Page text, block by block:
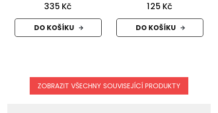
335 Kč
DO KOŠÍKU
125 Kč
DO KOŠÍKU
ZOBRAZIT VŠECHNY SOUVISEJÍCÍ PRODUKTY